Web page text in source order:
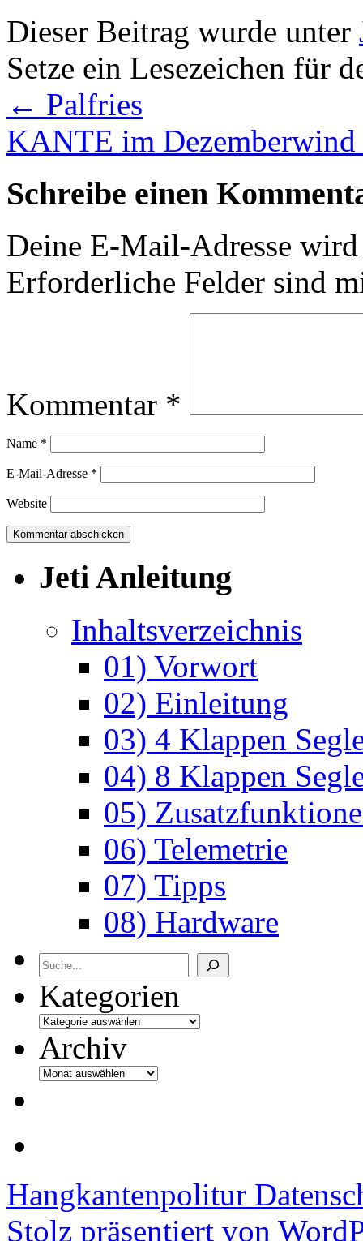
Dieser Beitrag wurde unter
Setze ein Lesezeichen für
← Palfries
KANTE im Dezemberwind
Schreibe einen
Deine E-Mail-Adresse
Erforderliche Felder sind
Kommentar *
Name *
E-Mail-Adresse *
Website
Jeti Anleitung
Inhaltsverzeichnis
01) Vorwort
02) Einleitung
03) 4 Klappen
04) 8 Klappen
05)
06) Telemetrie
07) Tipps
08) Hardware
Archiv
Kategorien
Archiv
Hangkantenpolitur
Stolz präsentiert von